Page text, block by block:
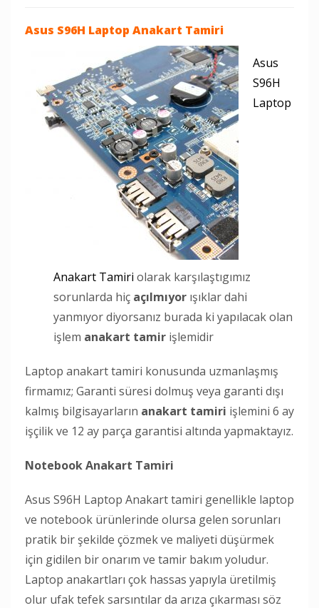
Asus S96H Laptop Anakart Tamiri
Asus
S96H
Laptop
Anakart Tamiri olarak karşılaştıgımız
sorunlarda hiç açılmıyor ışıklar dahi
yanmıyor diyorsanız burada ki yapılacak olan
işlem anakart tamir işlemidir
Laptop anakart tamiri konusunda uzmanlaşmış
firmamız; Garanti süresi dolmuş veya garanti dışı
kalmış bilgisayarların anakart tamiri işlemini 6 ay
işçilik ve 12 ay parça garantisi altında yapmaktayız.
Notebook Anakart Tamiri
Asus S96H Laptop Anakart tamiri genellikle laptop
ve notebook ürünlerinde olursa gelen sorunları
pratik bir şekilde çözmek ve maliyeti düşürmek
için gidilen bir onarım ve tamir bakım yoludur.
Laptop anakartları çok hassas yapıyla üretilmiş
olur ufak tefek sarsıntılar da arıza çıkarması söz